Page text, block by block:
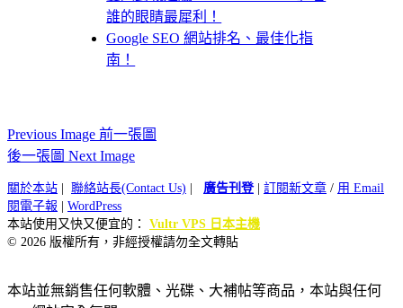
誰的眼睛最犀利！
Google SEO 網站排名、最佳化指
南！
Previous Image 前一張圖
後一張圖 Next Image
關於本站 聯絡站長(Contact Us) 廣告刊登| 訂閱新文章 / 用 Email
閱電子報
WordPress
本站使用又快又便宜的： Vultr VPS 日本主機
© 2026 版權所有，非經授權請勿全文轉貼
本站並無銷售任何軟體、光碟、大補帖等商品，本站與任何